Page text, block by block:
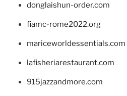
donglaishun-order.com
fiamc-rome2022.org
mariceworldessentials.com
lafisheriarestaurant.com
915jazzandmore.com